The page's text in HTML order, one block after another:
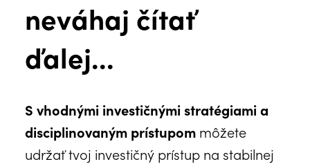
neváhaj čítať
ďalej...
S vhodnými investičnými stratégiami a
disciplinovaným prístupom môžete
udržať tvoj investičný prístup na stabilnej